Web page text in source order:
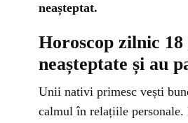
neașteptat.
Horoscop zilnic
neașteptate și au
Unii nativi primesc vești
calmul în relațiile personale.